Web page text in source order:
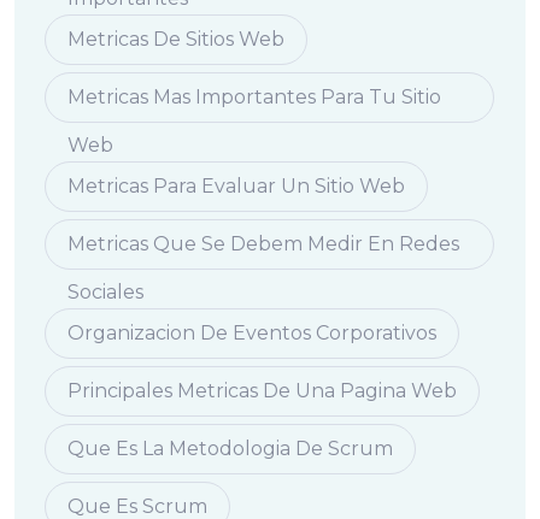
Metricas De Sitios Web
Metricas Mas Importantes Para Tu Sitio
Web
Metricas Para Evaluar Un Sitio Web
Metricas Que Se Debem Medir En Redes
Sociales
Organizacion De Eventos Corporativos
Principales Metricas De Una Pagina Web
Que Es La Metodologia De Scrum
Que Es Scrum